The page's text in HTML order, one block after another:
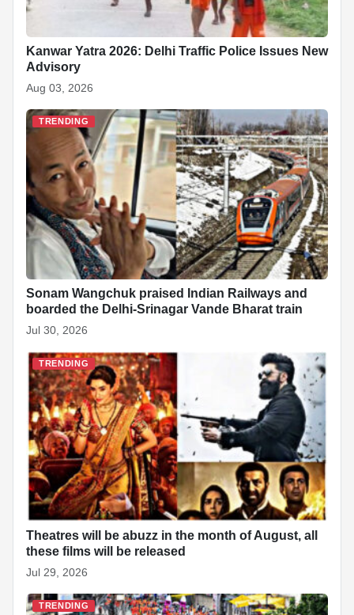
Kanwar Yatra 2026: Delhi Traffic Police Issues New
Advisory
Aug 03, 2026
TRENDING
Sonam Wangchuk praised Indian Railways and
boarded the Delhi-Srinagar Vande Bharat train
Jul 30, 2026
TRENDING
Theatres will be abuzz in the month of August, all
these films will be released
Jul 29, 2026
TRENDING